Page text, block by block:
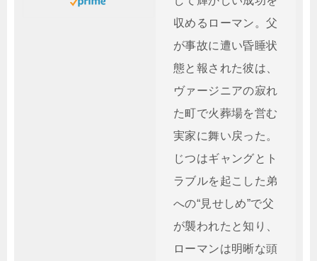
収めるローマン。父
が事故に遭い昏睡状
態と報された彼は、
ヴァージニアの寂れ
た町で火葬場を営む
実家に舞い戻った。
じつはギャングとト
ラブルを起こした弟
への“見せしめ”で父
が襲われたと知り、
ローマンは明晰な頭